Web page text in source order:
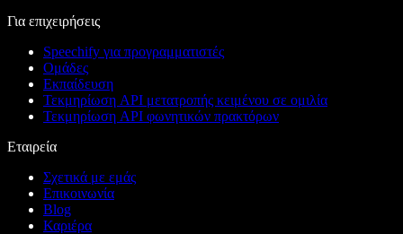
Για επιχειρήσεις
Speechify για προγραμματιστές
Ομάδες
Εκπαίδευση
Τεκμηρίωση API μετατροπής κειμένου σε ομιλία
Τεκμηρίωση API φωνητικών πρακτόρων
Εταιρεία
Σχετικά με εμάς
Επικοινωνία
Blog
Καριέρα